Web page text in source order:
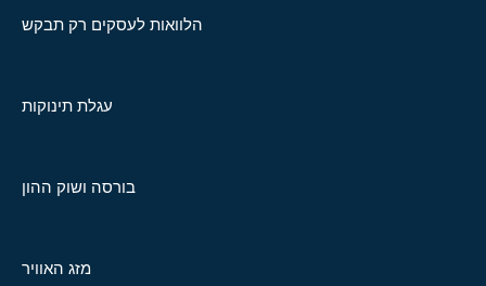
הלוואות לעסקים רק תבקש
עגלת תינוקות
בורסה ושוק ההון
מזג האוויר